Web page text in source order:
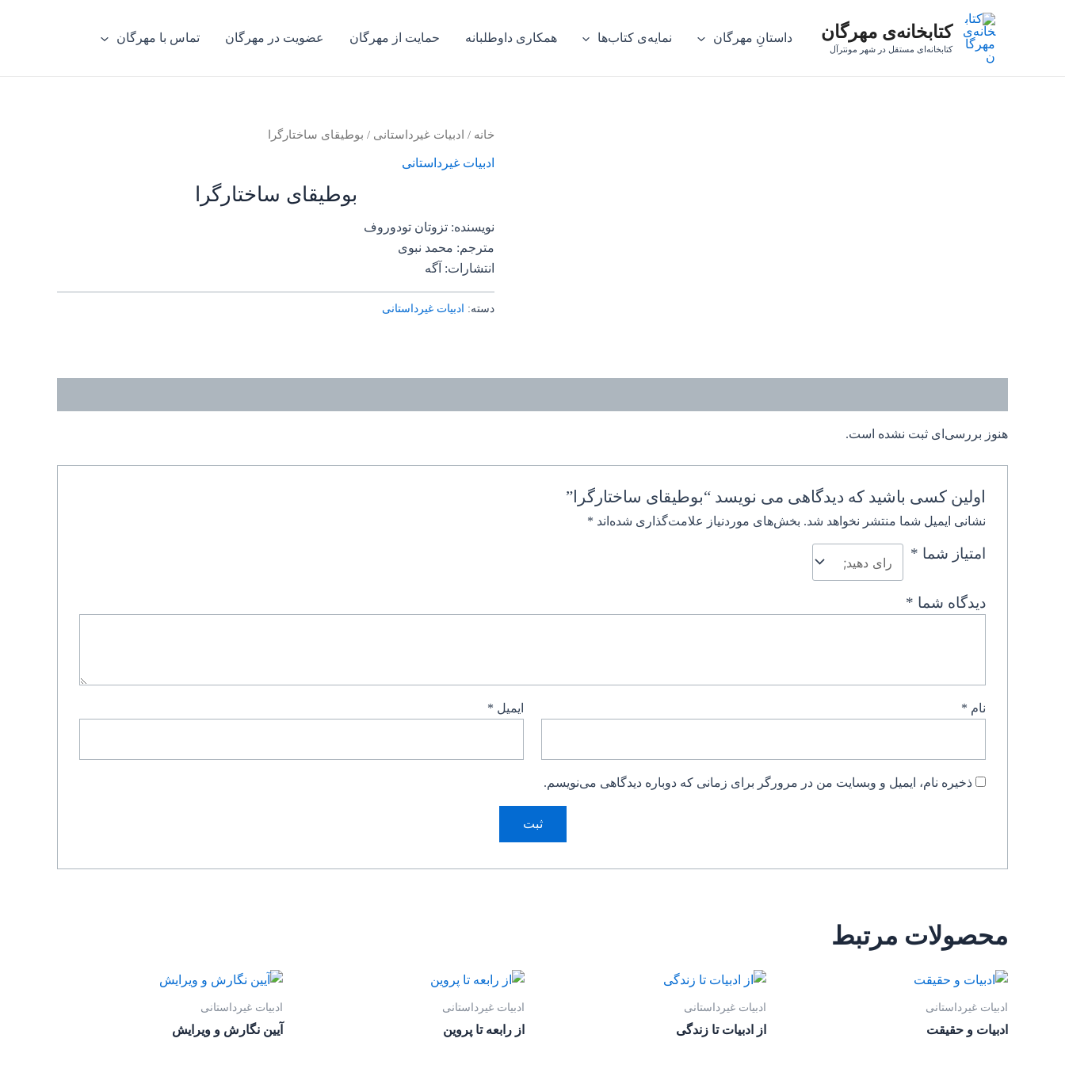
کتابخانه‌ی مهرگان
کتابخانه‌ای مستقل در شهر مونترآل
داستانِ مهرگان نمایه‌ی کتاب‌ها همکاری داوطلبانه حمایت از مهرگان عضویت در مهرگان تماس با مهرگان
خانه / ادبیات غیرداستانی / بوطیقای ساختارگرا
ادبیات غیرداستانی
بوطیقای ساختارگرا
نویسنده: تزوتان تودوروف
مترجم: محمد نبوی
انتشارات: آگه
دسته: ادبیات غیرداستانی
هنوز بررسی‌ای ثبت نشده است.
اولین کسی باشید که دیدگاهی می نویسد “بوطیقای ساختارگرا”
نشانی ایمیل شما منتشر نخواهد شد. بخش‌های موردنیاز علامت‌گذاری شده‌اند *
امتیاز شما *
دیدگاه شما *
نام * ایمیل *
ذخیره نام، ایمیل و وبسایت من در مرورگر برای زمانی که دوباره دیدگاهی می‌نویسم.
محصولات مرتبط
ادبیات غیرداستانی
ادبیات و حقیقت
ادبیات غیرداستانی
از ادبیات تا زندگی
ادبیات غیرداستانی
از رابعه تا پروین
ادبیات غیرداستانی
آیین نگارش و ویرایش